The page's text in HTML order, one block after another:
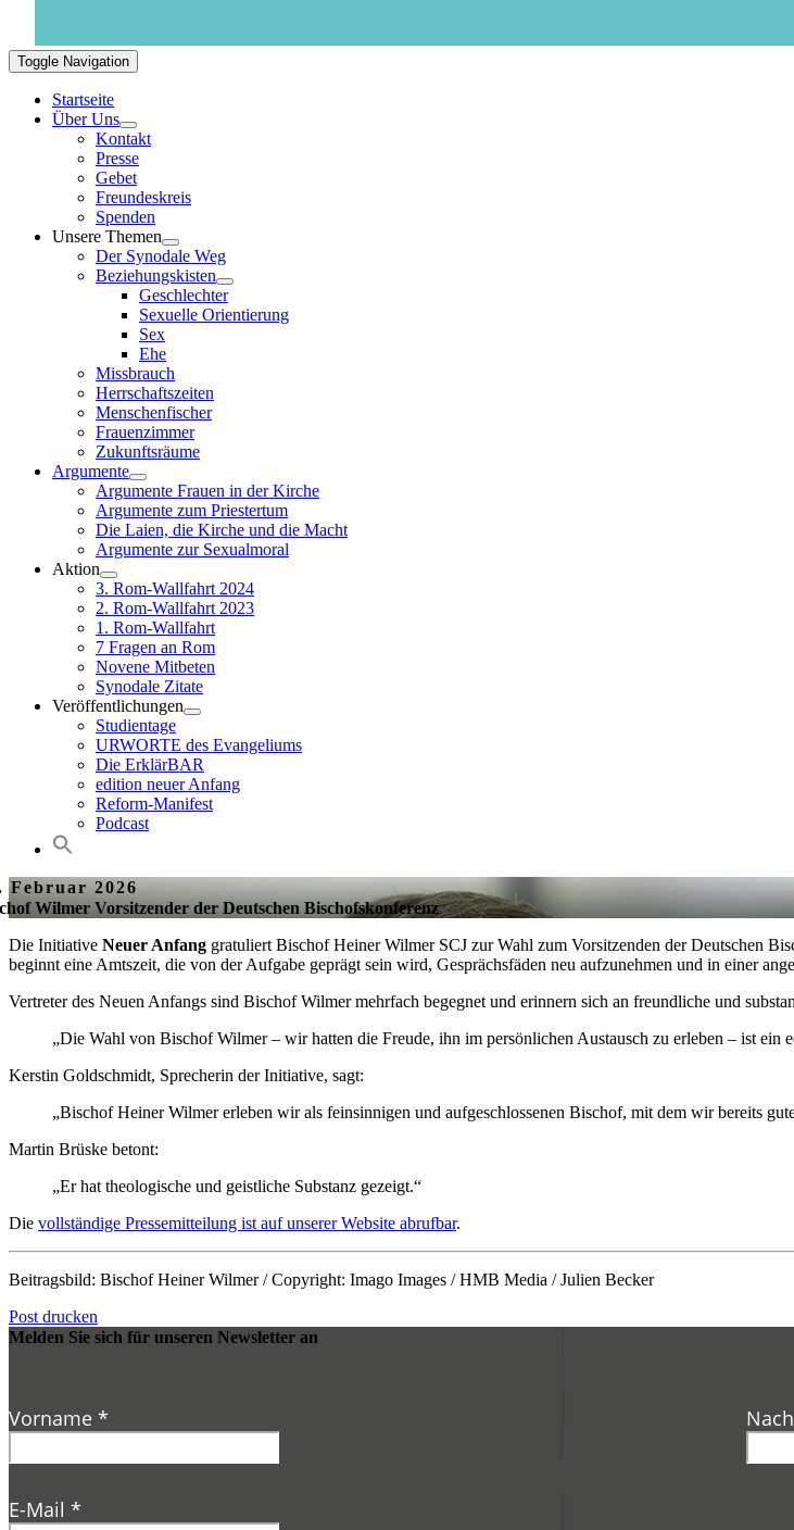
Toggle Navigation
Startseite
Über Uns
Kontakt
Presse
Gebet
Freundeskreis
Spenden
Unsere Themen
Der Synodale Weg
Beziehungskisten
Geschlechter
Sexuelle Orientierung
Sex
Ehe
Missbrauch
Herrschaftszeiten
Menschenfischer
Frauenzimmer
Zukunftsräume
Argumente
Argumente Frauen in der Kirche
Argumente zum Priestertum
Die Laien, die Kirche und die Macht
Argumente zur Sexualmoral
Aktion
3. Rom-Wallfahrt 2024
2. Rom-Wallfahrt 2023
1. Rom-Wallfahrt
7 Fragen an Rom
Novene Mitbeten
Synodale Zitate
Veröffentlichungen
Studientage
URWORTE des Evangeliums
Die ErklärBAR
edition neuer Anfang
Reform-Manifest
Podcast
Februar 2026
Wilmer Vorsitzender der Deutschen Bischofskonferenz
Die Initiative Neuer Anfang gratuliert Bischof Heiner Wilmer SCJ zur Wahl zum Vorsitzenden der Deutschen
beginnt eine Amtszeit, die von der Aufgabe geprägt sein wird, Gesprächsfäden neu aufzunehmen und in einer
Vertreter des Neuen Anfangs sind Bischof Wilmer mehrfach begegnet und erinnern sich an freundliche und
„Die Wahl von Bischof Wilmer – wir hatten die Freude, ihn im persönlichen Austausch zu erleben – ist ein
Kerstin Goldschmidt, Sprecherin der Initiative, sagt:
„Bischof Heiner Wilmer erleben wir als feinsinnigen und aufgeschlossenen Bischof, mit dem wir bereits
Martin Brüske betont:
„Er hat theologische und geistliche Substanz gezeigt.“
Die vollständige Pressemitteilung ist auf unserer Website abrufbar.
Beitragsbild: Bischof Heiner Wilmer / Copyright: Imago Images / HMB Media / Julien Becker
Post drucken
Melden Sie sich für unseren Newsletter an
Vorname *
E-Mail *